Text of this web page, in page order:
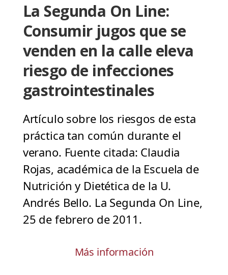
La Segunda On Line:
Consumir jugos que se
venden en la calle eleva
riesgo de infecciones
gastrointestinales
Artículo sobre los riesgos de esta
práctica tan común durante el
verano. Fuente citada: Claudia
Rojas, académica de la Escuela de
Nutrición y Dietética de la U.
Andrés Bello. La Segunda On Line,
25 de febrero de 2011.
Más información